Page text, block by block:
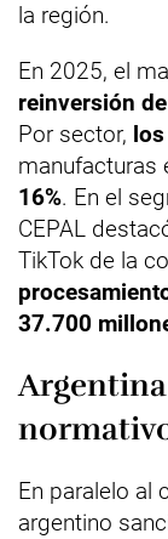
la región.
En 2025, el
reinversión
Por sector,
manufacturas
16%. En el
CEPAL
TikTok de la
37.700
En paralelo al
argentino